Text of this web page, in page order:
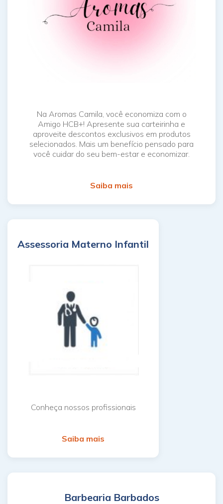
Na Aromas Camila, você economiza com o
Amigo HCB+! Apresente sua carteirinha e
aproveite descontos exclusivos em produtos
selecionados. Mais um benefício pensado para
você cuidar do seu bem-estar e economizar.
Saiba mais
Assessoria Materno Infantil
Conheça nossos profissionais
Saiba mais
Barbearia Barbados